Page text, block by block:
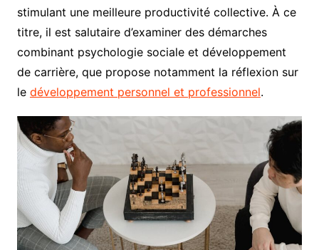
stimulant une meilleure productivité collective. À ce
titre, il est salutaire d’examiner des démarches
combinant psychologie sociale et développement
de carrière, que propose notamment la réflexion sur
le développement personnel et professionnel.